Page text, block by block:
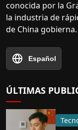
conocida por la
la industria de
de China gobierna.
Español
ÚLTIMAS